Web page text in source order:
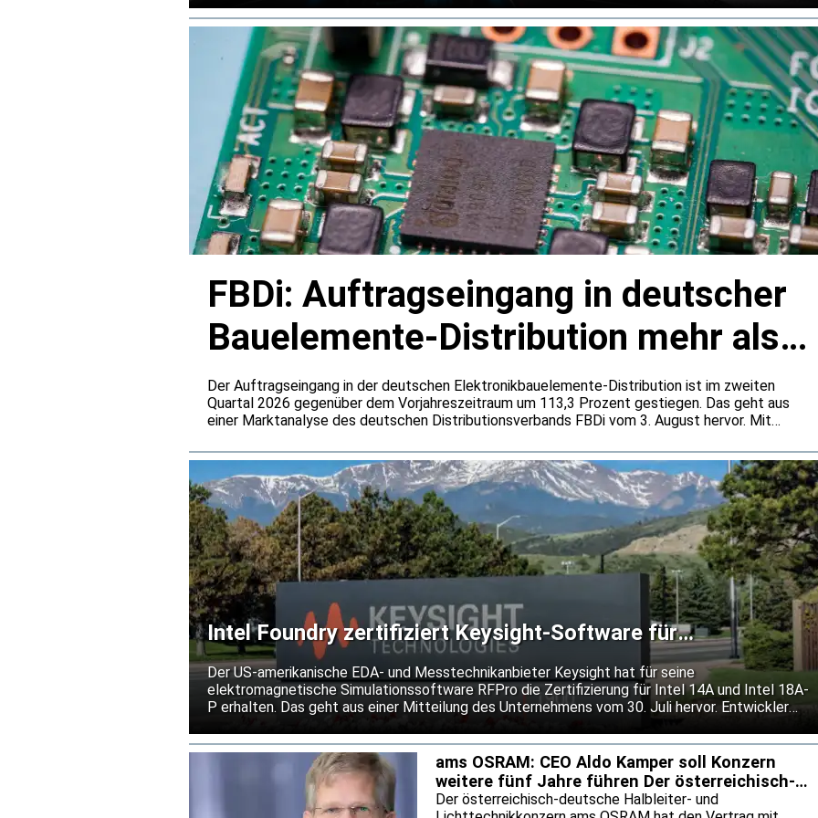
Mitte der 2030er Jahre fort.
FBDi: Auftragseingang in deutscher
Bauelemente-Distribution mehr als
verdoppelt
Der Auftragseingang in der deutschen Elektronikbauelemente-Distribution ist im zweiten
Quartal 2026 gegenüber dem Vorjahreszeitraum um 113,3 Prozent gestiegen. Das geht aus
einer Marktanalyse des deutschen Distributionsverbands FBDi vom 3. August hervor. Mit
deutlich hinter der Bestelldynamik zurück. Der FBDi führt die außergewöhnlich hohen Bookings
vor allem auf steigende Preise und eine stärkere Bevorratung zurück.
Intel Foundry zertifiziert Keysight-Software für
Prozesstechnologien 14A und 18A-P
Der US-amerikanische EDA- und Messtechnikanbieter Keysight hat für seine
elektromagnetische Simulationssoftware RFPro die Zertifizierung für Intel 14A und Intel 18A-
P erhalten. Das geht aus einer Mitteilung des Unternehmens vom 30. Juli hervor. Entwickler
von Hochfrequenz- und Mixed-Signal-Chips sollen ihre Entwürfe damit bereits vor dem Tape-
out unter den Bedingungen der neuen Fertigungsprozesse prüfen können. Keysight will so das
Risiko kostspieliger Überarbeitungen senken und den Einsatz neuer Prozessknoten
ams OSRAM: CEO Aldo Kamper soll Konzern
weitere fünf Jahre führen Der österreichisch-
deutsche Halble
Der österreichisch-deutsche Halbleiter- und